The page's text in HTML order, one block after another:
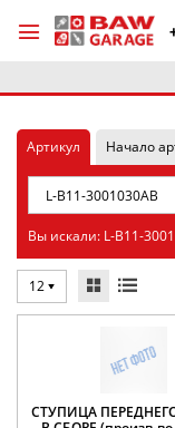
Артикул Начало
Вы искали: L-B11-
12
СТУПИЦА